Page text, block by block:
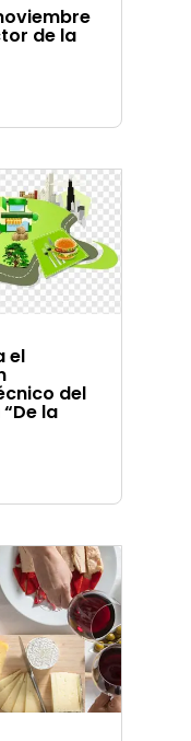
de la
el
del
la